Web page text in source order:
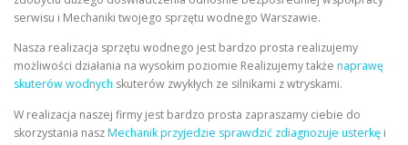
serwisu i Mechaniki twojego sprzętu wodnego Warszawie.
Nasza realizacja sprzętu wodnego jest bardzo prosta realizujemy
możliwości działania na wysokim poziomie Realizujemy także naprawę
skuterów wodnych skuterów zwykłych ze silnikami z wtryskami.
W realizacja naszej firmy jest bardzo prosta zapraszamy ciebie do
skorzystania naszMechanik przyjedzie sprawdzić zdiagnozuje usterkę i